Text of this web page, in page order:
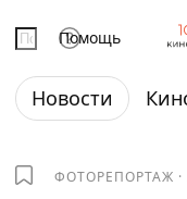
Помощь
Новости
ФОТОРЕПОРТАЖ ·